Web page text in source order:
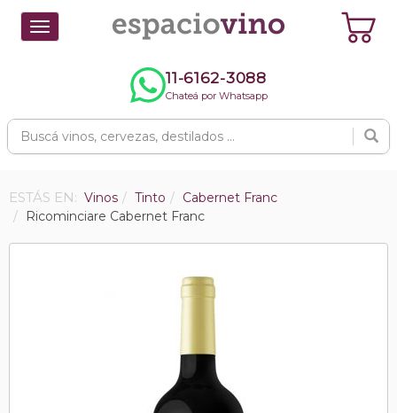
Toggle
navigation
11-6162-3088
Chateá por Whatsapp
ESTÁS EN: Vinos Tinto
Cabernet Franc
Ricominciare Cabernet Franc